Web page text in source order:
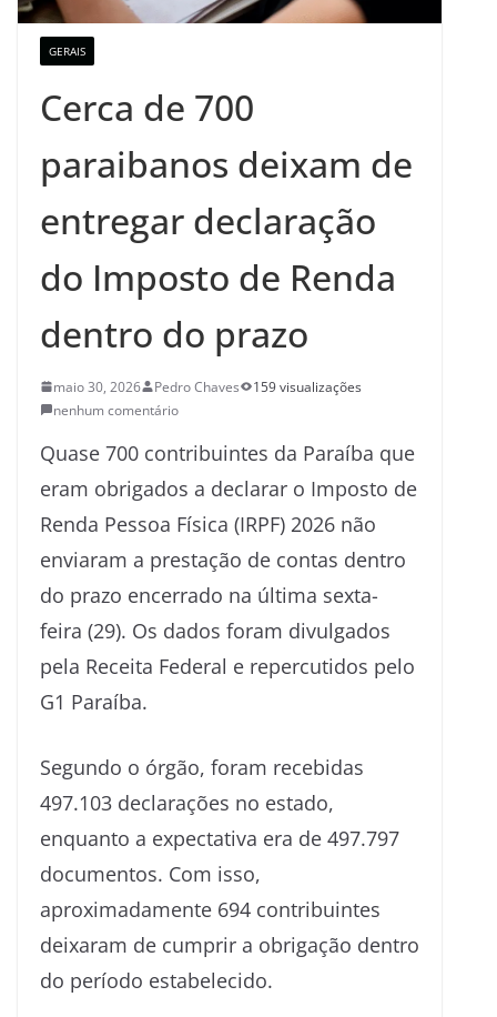
GERAIS
Cerca de 700
paraibanos deixam de
entregar declaração
do Imposto de Renda
dentro do prazo
maio 30, 2026 Pedro Chaves
159 visualizações
nenhum comentário
Quase 700 contribuintes da Paraíba que
eram obrigados a declarar o Imposto de
Renda Pessoa Física (IRPF) 2026 não
enviaram a prestação de contas dentro
do prazo encerrado na última sexta-
feira (29). Os dados foram divulgados
pela Receita Federal e repercutidos pelo
G1 Paraíba.
Segundo o órgão, foram recebidas
497.103 declarações no estado,
enquanto a expectativa era de 497.797
documentos. Com isso,
aproximadamente 694 contribuintes
deixaram de cumprir a obrigação dentro
do período estabelecido.